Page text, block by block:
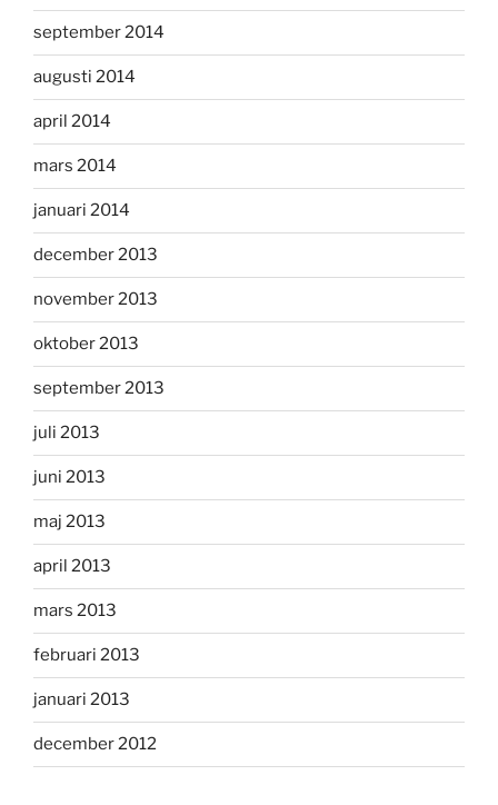
september 2014
augusti 2014
april 2014
mars 2014
januari 2014
december 2013
november 2013
oktober 2013
september 2013
juli 2013
juni 2013
maj 2013
april 2013
mars 2013
februari 2013
januari 2013
december 2012